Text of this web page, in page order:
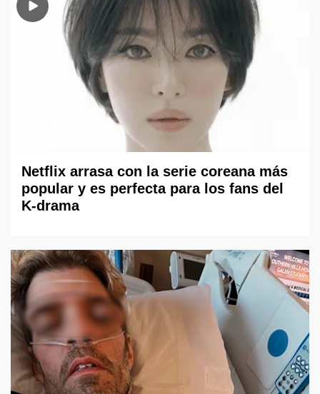
Netflix arrasa con la serie coreana más
popular y es perfecta para los fans del
K-drama